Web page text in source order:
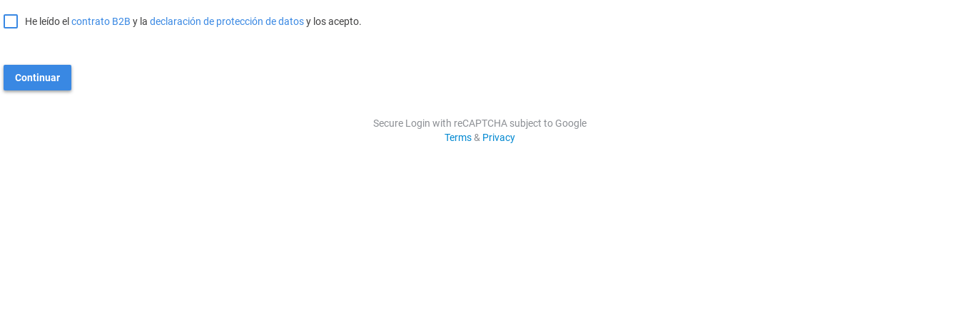
He leído el contrato B2B y la declaración de protección de datosy los acepto.
Continuar
Secure Login with reCAPTCHA subject to Google
Terms& Privacy